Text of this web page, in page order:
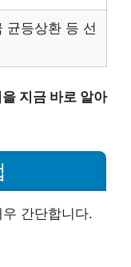
균등상환 등 선
지금 바로 알아
간단합니다.